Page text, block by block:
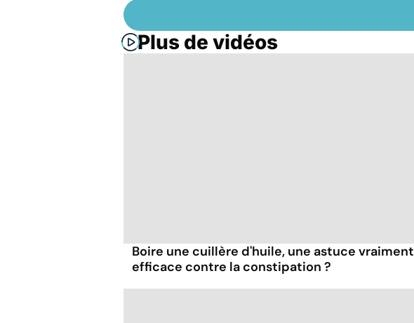
Plus de vidéos
Boire une cuillère d'huile, une astuce vraiment
efficace contre la constipation ?